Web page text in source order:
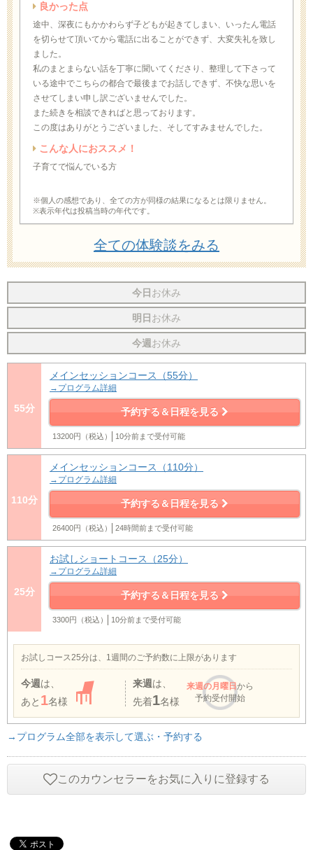
良かった点
途中、深夜にもかかわらず子どもが起きてしまい、いったん電話
を切らせて頂いてから電話に出ることができず、大変失礼を致し
ました。
私のまとまらない話を丁寧に聞いてくださり、整理して下さって
いる途中でこちらの都合で最後までお話しできず、不快な思いを
させてしまい申し訳ございませんでした。
また続きを相談できればと思っております。
この度はありがとうございました、そしてすみませんでした。
こんな人におススメ！
子育てで悩んでいる方
※個人の感想であり、全ての方が同様の結果になるとは限りません。
※表示年代は投稿当時の年代です。
全ての体験談をみる
今日 お休み
明日 お休み
今週 お休み
55分
メインセッションコース（55分）
→プログラム詳細
予約する＆日程を見る
13200円（税込） 10分前まで受付可能
110分
メインセッションコース（110分）
→プログラム詳細
予約する＆日程を見る
26400円（税込） 24時間前まで受付可能
25分
お試しショートコース（25分）
→プログラム詳細
予約する＆日程を見る
3300円（税込） 10分前まで受付可能
お試しコース25分は、1週間のご予約数に上限があります
今週 は、
あと 1名様
来週 は、
先着1名様
来週の月曜日から
予約受付開始
→プログラム全部を表示して選ぶ・予約する
このカウンセラーをお気に入りに登録する